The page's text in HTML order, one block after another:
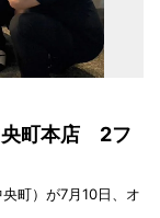
央町本店 2フ
町）が7月10日、オ